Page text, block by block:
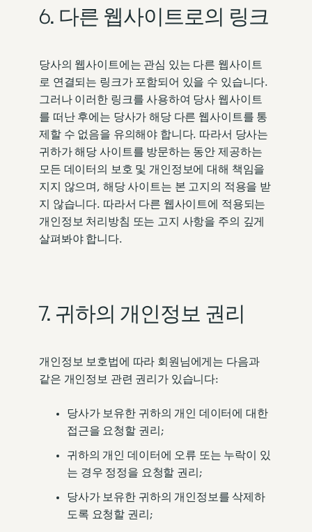
6. 다른 웹사이트로의 링크
당사의 웹사이트에는 관심 있는 다른 웹사이트
로 연결되는 링크가 포함되어 있을 수 있습니다.
그러나 이러한 링크를 사용하여 당사 웹사이트
를 떠난 후에는 당사가 해당 다른 웹사이트를 통
제할 수 없음을 유의해야 합니다. 따라서 당사는
귀하가 해당 사이트를 방문하는 동안 제공하는
모든 데이터의 보호 및 개인정보에 대해 책임을
지지 않으며, 해당 사이트는 본 고지의 적용을 받
지 않습니다. 따라서 다른 웹사이트에 적용되는
개인정보 처리방침 또는 고지 사항을 주의 깊게
살펴봐야 합니다.
7. 귀하의 개인정보 권리
개인정보 보호법에 따라 회원님에게는 다음과
같은 개인정보 관련 권리가 있습니다:
당사가 보유한 귀하의 개인 데이터에 대한
접근을 요청할 권리;
귀하의 개인 데이터에 오류 또는 누락이 있
는 경우 정정을 요청할 권리;
당사가 보유한 귀하의 개인정보를 삭제하
도록 요청할 권리;